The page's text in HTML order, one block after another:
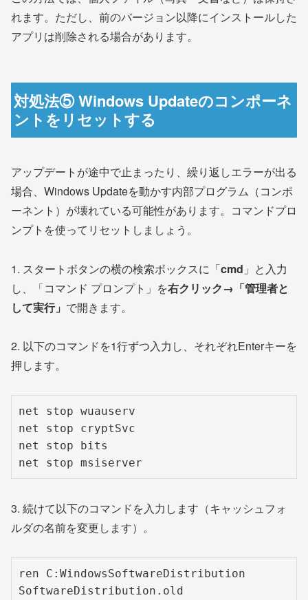
れます。ただし、前のバージョン以降にインストールした
アプリは削除される場合があります。
対処法⑤ Windows Updateのコンポーネ
ントをリセットする
アップデートが途中で止まったり、繰り返しエラーが出る
場合、Windows Updateを動かす内部プログラム（コンポ
ーネント）が壊れている可能性があります。コマンドプロ
ンプトを使ってリセットしましょう。
1. スタートボタンの横の検索ボックスに「cmd 」と入力
し、「コマンド プロンプト」を右クリック→「管理者と
して実行」 で開きます。
2. 以下のコマンドを1行ずつ入力し、それぞれEnterキーを
押します。
net stop wuauserv
net stop cryptSvc
net stop bits
net stop msiserver
3. 続けて以下のコマンドを入力します（キャッシュフォ
ルダの名前を変更します）。
ren C:WindowsSoftwareDistribution
SoftwareDistribution.old